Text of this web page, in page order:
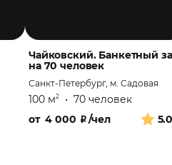
Чайковский. Банкетный
на 70 человек
Санкт-Петербург, м. Садовая
100 м2 • 70 человек
от4 000 ₽/чел